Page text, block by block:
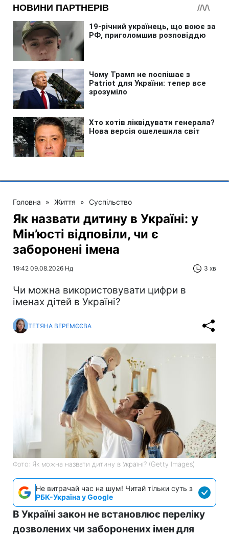
Головна » Життя » Суспільство
Як назвати дитину в Україні: у
Мін’юсті відповіли, чи є
заборонені імена
19:42 09.08.2026 Нд 3 хв
Чи можна використовувати цифри в
іменах дітей в Україні?
ТЕТЯНА ВЕРЕМЄЄВА
Фото: Як можна назвати дитину в Україні? (Getty Images)
Не витрачай час на шум! Читай тільки суть з
РБК-Україна у Google
В Україні закон не встановлює переліку
дозволених чи заборонених імен для